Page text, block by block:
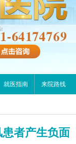
就医指南 来院路线
者产生负面